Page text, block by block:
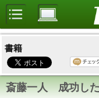
書籍
斎藤一人 成功し